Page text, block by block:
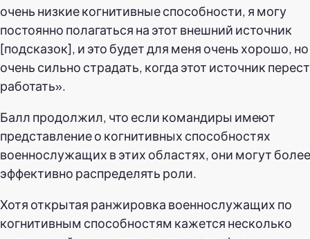
очень низкие когнитивные способности, я могу
постоянно полагаться на этот внешний источник
[подсказок], и это будет для меня очень хорошо, но
очень сильно страдать, когда этот источник
работать».
Балл продолжил, что если командиры имеют
представление о когнитивных способностях
военнослужащих в этих областях, они могут более
эффективно распределять роли.
Хотя открытая ранжировка военнослужащих по
когнитивным способностям кажется несколько